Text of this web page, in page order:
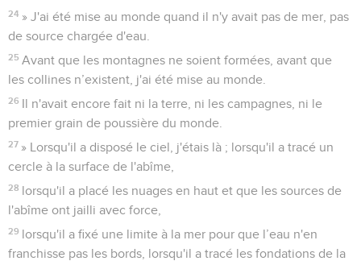
24 » J'ai été mise au monde quand il n'y avait pas de mer, pas
de source chargée d'eau.
25 Avant que les montagnes ne soient formées, avant que
les collines n’existent, j'ai été mise au monde.
26 Il n'avait encore fait ni la terre, ni les campagnes, ni le
premier grain de poussière du monde.
27 » Lorsqu'il a disposé le ciel, j'étais là ; lorsqu'il a tracé un
cercle à la surface de l'abîme,
28 lorsqu'il a placé les nuages en haut et que les sources de
l'abîme ont jailli avec force,
29 lorsqu'il a fixé une limite à la mer pour que l’eau n'en
franchisse pas les bords, lorsqu'il a tracé les fondations de la